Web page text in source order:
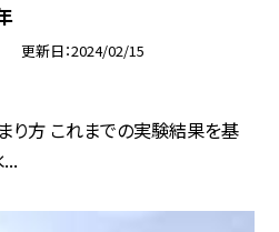
更新日 2024/02/15
り方 これまでの実験結果を基